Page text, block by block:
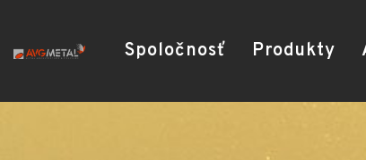
Spoločnosť Produkty